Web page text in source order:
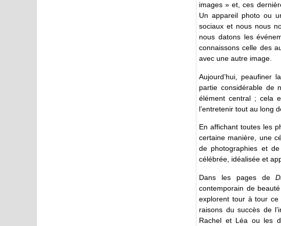
images » et, ces
Un appareil photo ou
sociaux et nous nous
nous datons les
connaissons celle des
avec une autre image.
Aujourd’hui, peaufiner
partie considérable de
élément central ; cela
l’entretenir tout au long
En affichant toutes les
certaine manière, une
de photographies et
célébrée, idéalisée et
Dans les pages de
contemporain de
explorent tour à tour ce
raisons du succès de
Rachel et Léa ou les